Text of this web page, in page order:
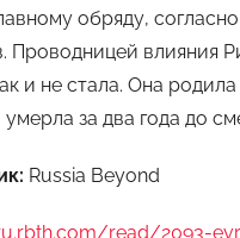
обряду,
Проводницей влияния
и не стала. Она
умерла за два года до
Russia Beyond
read/2093-